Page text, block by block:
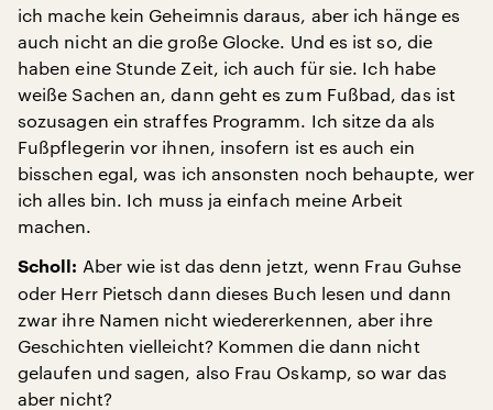
ich mache kein Geheimnis daraus, aber ich hänge es
auch nicht an die große Glocke. Und es ist so, die
haben eine Stunde Zeit, ich auch für sie. Ich habe
weiße Sachen an, dann geht es zum Fußbad, das ist
sozusagen ein straffes Programm. Ich sitze da als
Fußpflegerin vor ihnen, insofern ist es auch ein
bisschen egal, was ich ansonsten noch behaupte, wer
ich alles bin. Ich muss ja einfach meine Arbeit
machen.
Scholl: Aber wie ist das denn jetzt, wenn Frau Guhse
oder Herr Pietsch dann dieses Buch lesen und dann
zwar ihre Namen nicht wiedererkennen, aber ihre
Geschichten vielleicht? Kommen die dann nicht
gelaufen und sagen, also Frau Oskamp, so war das
aber nicht?